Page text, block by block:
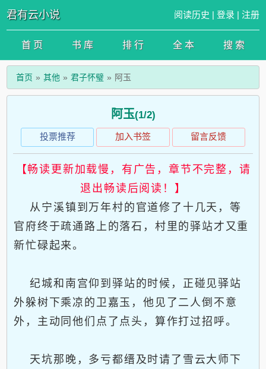
君有云小说 阅读历史 | 登录 | 注册
首 页 书 库 排 行 全 本 搜 索
首页 其他 君子怀璧 阿玉
阿玉(1/2)
投票推荐 加入书签 留言反馈
【畅读更新加载慢，有广告，章节不完整，请
退出畅读后阅读！】
从宁溪镇到万年村的官道修了十几天，等
官府终于疏通路上的落石，村里的驿站才又重
新忙碌起来。
纪城和南宫仰到驿站的时候，正碰见驿站
外躲树下乘凉的卫嘉玉，他见了二人倒不意
外，主动同他们点了点头，算作打过招呼。
天坑那晚，多亏都缙及时请了雪云大师下